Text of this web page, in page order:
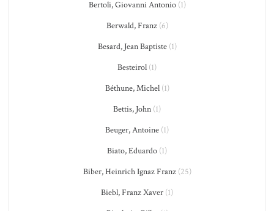
Bertoli, Giovanni Antonio(1)
Berwald, Franz(6)
Besard, Jean Baptiste(1)
Besteirol (1)
Béthune, Michel(1)
Bettis, John (1)
Beuger, Antoine (1)
Biato, Eduardo (1)
Biber, Heinrich Ignaz Franz(25)
Biebl, Franz Xaver (1)